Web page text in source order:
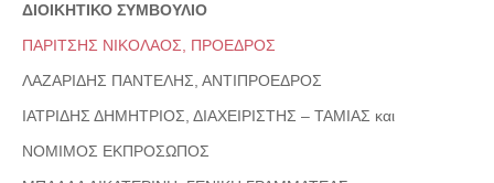
ΔΙΟIΚΗΤΙΚΟ ΣΥΜΒΟΥΛΙΟ
ΠΑΡΙΤΣΗΣ ΝΙΚΟΛΑΟΣ, ΠΡΟΕΔΡΟΣ
ΛΑΖΑΡΙΔΗΣ ΠΑΝΤΕΛΗΣ, ΑΝΤΙΠΡΟΕΔΡΟΣ
ΙΑΤΡΙΔΗΣ ΔΗΜΗΤΡΙΟΣ, ΔΙΑΧΕΙΡΙΣΤΗΣ – ΤΑΜΙΑΣ και
ΝΟΜΙΜΟΣ ΕΚΠΡΟΣΩΠΟΣ